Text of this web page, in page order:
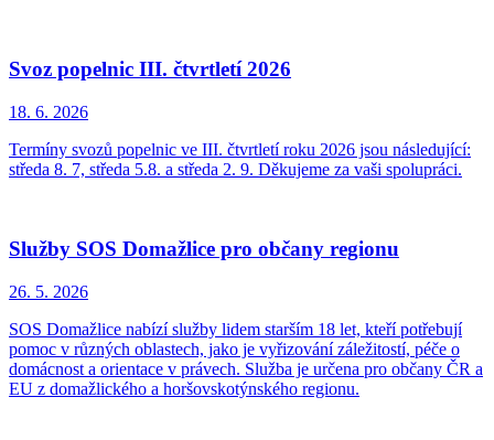
Svoz popelnic III. čtvrtletí 2026
18. 6. 2026
Termíny svozů popelnic ve III. čtvrtletí roku 2026 jsou následující:
středa 8. 7, středa 5.8. a středa 2. 9. Děkujeme za vaši spolupráci.
Služby SOS Domažlice pro občany regionu
26. 5. 2026
SOS Domažlice nabízí služby lidem starším 18 let, kteří potřebují
pomoc v různých oblastech, jako je vyřizování záležitostí, péče o
domácnost a orientace v právech. Služba je určena pro občany ČR a
EU z domažlického a horšovskotýnského regionu.